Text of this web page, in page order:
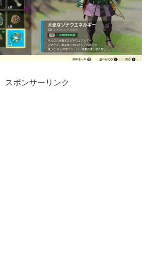
スポンサーリンク